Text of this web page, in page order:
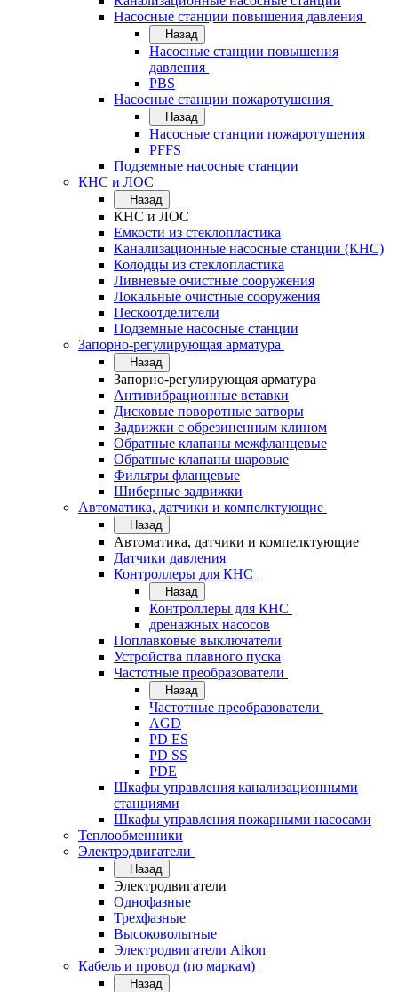
Насосные станции повышения давления
Назад
Насосные станции повышения
давления
PBS
Насосные станции пожаротушения
Назад
Насосные станции пожаротушения
PFFS
Подземные насосные станции
КНС и ЛОС
Назад
КНС и ЛОС
Емкости из стеклопластика
Канализационные насосные станции (КНС)
Колодцы из стеклопластика
Ливневые очистные сооружения
Локальные очистные сооружения
Пескоотделители
Подземные насосные станции
Запорно-регулирующая арматура
Назад
Запорно-регулирующая арматура
Антивибрационные вставки
Дисковые поворотные затворы
Задвижки с обрезиненным клином
Обратные клапаны межфланцевые
Обратные клапаны шаровые
Фильтры фланцевые
Шиберные задвижки
Автоматика, датчики и компелктующие
Назад
Автоматика, датчики и компелктующие
Датчики давления
Контроллеры для КНС
Назад
Контроллеры для КНС
дренажных насосов
Поплавковые выключатели
Устройства плавного пуска
Частотные преобразователи
Назад
Частотные преобразователи
AGD
PD ES
PD SS
PDE
Шкафы управления канализационными
станциями
Шкафы управления пожарными насосами
Теплообменники
Электродвигатели
Назад
Электродвигатели
Однофазные
Трехфазные
Высоковольтные
Электродвигатели Aikon
Кабель и провод (по маркам)
Назад